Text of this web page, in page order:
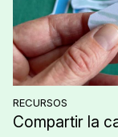
RECURSOS
Compartir la